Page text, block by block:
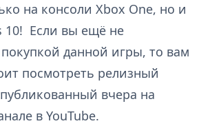
на консоли Xbox One, но и
10! Если вы ещё не
данной игры, то вам
посмотреть релизный
вчера на
в YouTube.